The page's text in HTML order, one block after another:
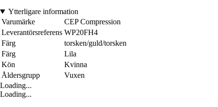
Ytterligare information
Varumärke
CEP Compression
Leverantörsreferens WP20FH4
Färg
torsken/guld/torsken
Färg
Lila
Kön
Kvinna
Åldersgrupp
Vuxen
Loading...
Loading...